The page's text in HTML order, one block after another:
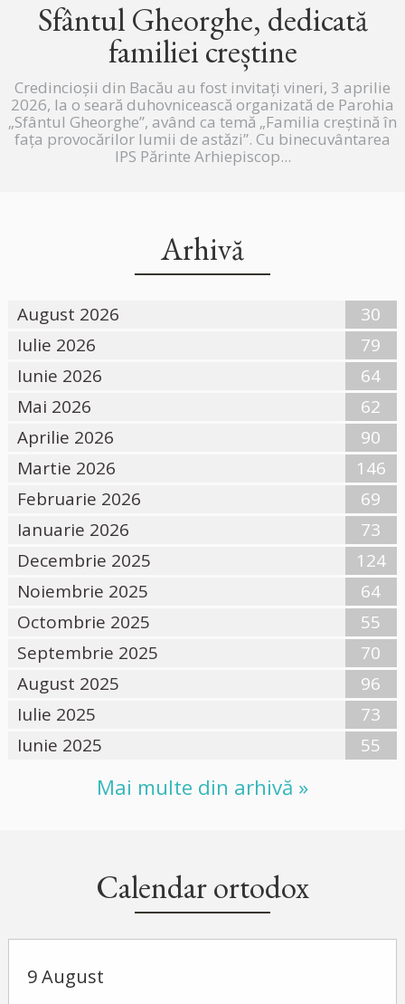
Sfântul Gheorghe, dedicată
familiei creștine
Credincioșii din Bacău au fost invitați vineri, 3 aprilie
2026, la o seară duhovnicească organizată de Parohia
„Sfântul Gheorghe”, având ca temă „Familia creștină în
fața provocărilor lumii de astăzi”. Cu binecuvântarea
IPS Părinte Arhiepiscop...
Arhivă
August 2026
30
Iulie 2026
79
Iunie 2026
64
Mai 2026
62
Aprilie 2026
90
Martie 2026
146
Februarie 2026
69
Ianuarie 2026
73
Decembrie 2025
124
Noiembrie 2025
64
Octombrie 2025
55
Septembrie 2025
70
August 2025
96
Iulie 2025
73
Iunie 2025
55
Mai multe din arhivă »
Calendar ortodox
9 August